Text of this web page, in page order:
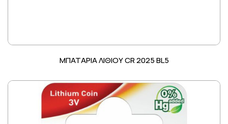
ΜΠΑΤΑΡΙΑ ΛΙΘΙΟΥ CR 2025 BL5